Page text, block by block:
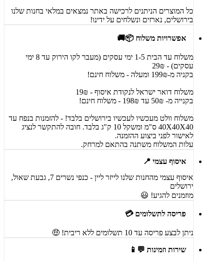
כל המוצרים הניתנים לרכישה באתר נמצאים במלאי בחנות שלנו
בירושלים, נארזים ונשלחים על ידינו!
אפשרויות משלוח 📦🚚
משלוח עד הבית 1-5 ימי עסקים (מעבר לקו הירוק עד 8 ימי
עסקים) - 29₪
בקניה מ-199₪ ומעלה - משלוח חינם!
משלוח דואר ישראל לנקודת איסוף - 19₪
בקנייה מ- 50₪ עד 198₪ - משלוח חינם!
משלוח וולט מעכשיו לעכשיו בירושלים בלבד! - להזמנות בנפח עד
40X40X40 ס"מ ומשקל 10 ק"ג בלבד. חובה להתקשר לנציג
לאישור לפני ביצוע ההזמנה.
עלות המשלוח משתנה בהתאם למרחק.
איסוף עצמי 📍
איסוף עצמי מהחנות שלנו לייזר ליין - כנפי נשרים 7, גבעת שאול,
ירושלים
מוזמנים להגיע! 😃
פריסה לתשלומים 💳
ניתן לבצע פריסה עד 10 תשלומים ללא ריבית! 🤑
שירות וזמינות 💬📱